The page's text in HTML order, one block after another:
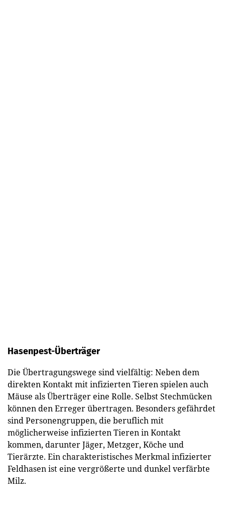
Hasenpest-Überträger
Die Übertragungswege sind vielfältig: Neben dem
direkten Kontakt mit infizierten Tieren spielen auch
Mäuse als Überträger eine Rolle. Selbst Stechmücken
können den Erreger übertragen. Besonders gefährdet
sind Personengruppen, die beruflich mit
möglicherweise infizierten Tieren in Kontakt
kommen, darunter Jäger, Metzger, Köche und
Tierärzte. Ein charakteristisches Merkmal infizierter
Feldhasen ist eine vergrößerte und dunkel verfärbte
Milz.